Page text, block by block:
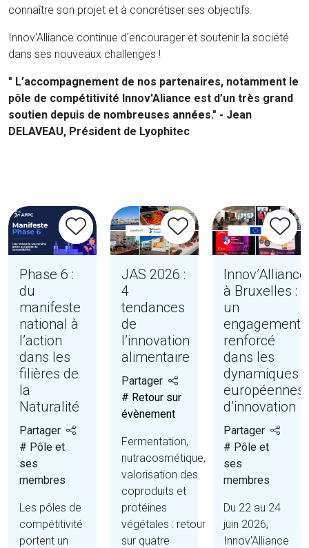
connaître son projet et à concrétiser ses objectifs.
Innov'Alliance continue d'encourager et soutenir la société
dans ses nouveaux challenges !
" L’accompagnement de nos partenaires, notamment le
pôle de compétitivité Innov'Aliance est d’un très grand
soutien depuis de nombreuses années." - Jean
DELAVEAU, Président de Lyophitec
Phase 6 :
du
manifeste
national à
l’action
dans les
filières de
la
Naturalité
Partager
# Pôle et
ses
membres
Les pôles de
compétitivité
portent un
JAS 2026 :
4
tendances
de
l’innovation
alimentaire
Partager
# Retour sur
évènement
Fermentation,
nutracosmétique,
valorisation des
coproduits et
protéines
végétales : retour
sur quatre
Innov’Alliance
à Bruxelles :
un
engagement
renforcé
dans les
dynamiques
européennes
d’innovation
Partager
# Pôle et
ses
membres
Du 22 au 24
juin 2026,
Innov’Alliance